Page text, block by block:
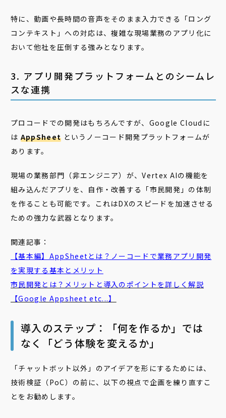
特に、動画や長時間の音声をそのまま入力できる「ロング
コンテキスト」への対応は、複雑な現場業務のアプリ化に
おいて他社を圧倒する強みとなります。
3. アプリ開発プラットフォームとのシームレ
スな連携
プロコードでの開発はもちろんですが、Google Cloudに
は AppSheet というノーコード開発プラットフォームが
あります。
現場の業務部門（非エンジニア）が、Vertex AIの機能を
組み込んだアプリを、自作・改善する「市民開発」の体制
を作ることも可能です。これはDXのスピードを加速させる
ための強力な武器となります。
関連記事：
【基本編】AppSheetとは？ノーコードで業務アプリ開発
を実現する基本とメリット
市民開発とは？メリットと導入のポイントを詳しく解説
【Google Appsheet etc...】
導入のステップ：「何を作るか」では
なく「どう体験を変えるか」
「チャットボット以外」のアイデアを形にするためには、
技術検証（PoC）の前に、以下の視点で企画を練り直すこ
とをお勧めします。